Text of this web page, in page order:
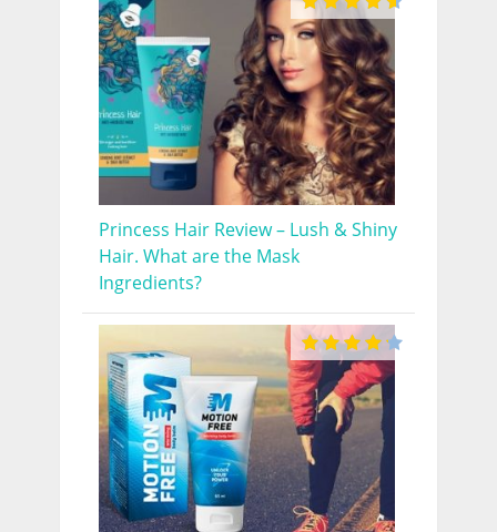
Princess Hair Review – Lush & Shiny
Hair. What are the Mask
Ingredients?